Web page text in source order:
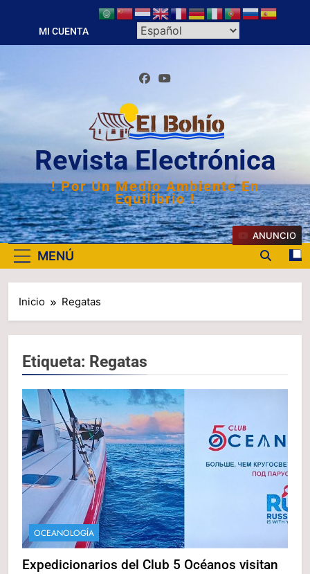
contenido
MI CUENTA
Revista Electrónica
! Por Un Medio Ambiente En
Equilibrio !
MENÚ
ANUNCIO
Inicio Regatas
Etiqueta: Regatas
OCEANOLOGÍA
Expedicionarios del Club 5 Océanos visitan